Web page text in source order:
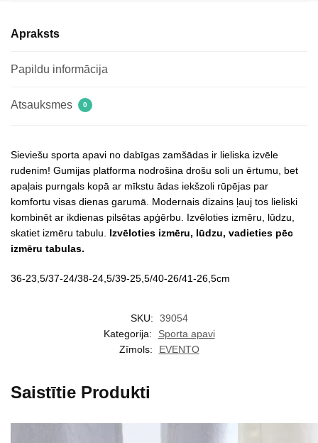
Apraksts
Papildu informācija
Atsauksmes 0
Sieviešu sporta apavi no dabīgas zamšādas ir lieliska izvēle
rudenim! Gumijas platforma nodrošina drošu soli un ērtumu, bet
apaļais purngals kopā ar mīkstu ādas iekšzoli rūpējas par
komfortu visas dienas garumā. Modernais dizains ļauj tos lieliski
kombinēt ar ikdienas pilsētas apģērbu. Izvēloties izmēru, lūdzu,
skatiet izmēru tabulu. Izvēloties izmēru, lūdzu, vadieties pēc
izmēru tabulas.
36-23,5/37-24/38-24,5/39-25,5/40-26/41-26,5cm
SKU:
39054
Kategorija:
Sporta apavi
Zīmols:
EVENTO
Saistītie Produkti